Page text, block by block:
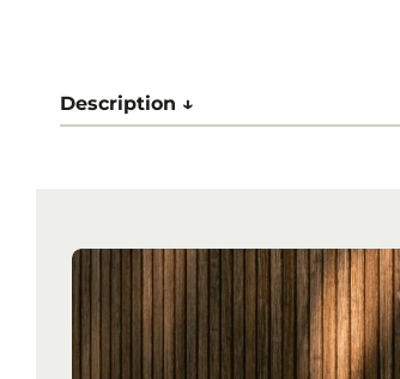
Description ↓